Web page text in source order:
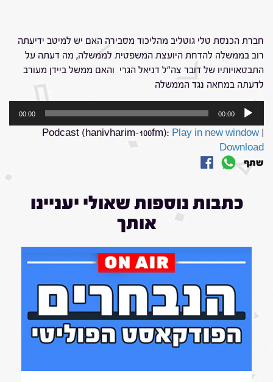
חברת הכנסת טלי גוטליב מהליכוד מסבירה האם יש למיטב ידיעתה
רוב בממשלה להדחת היועצת המשפטית לממשלה, מה דעתה על
התבטאויותיו של דובר צה"ל דניאל הגרי והאם ממשל ביידן מעורב
לדעתה במחאה נגד הממשלה
00:00
00:00
Podcast (hanivharim-100fm): Play in new window|
Download
שתף
כתבות נוספות שאולי יעניינו
אותך